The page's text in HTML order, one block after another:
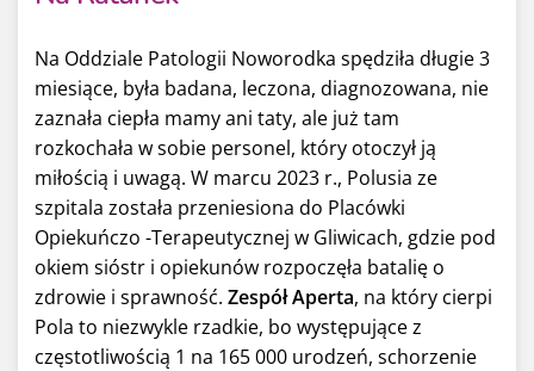
Na Oddziale Patologii Noworodka spędziła długie 3
miesiące, była badana, leczona, diagnozowana, nie
zaznała ciepła mamy ani taty, ale już tam
rozkochała w sobie personel, który otoczył ją
miłością i uwagą. W marcu 2023 r., Polusia ze
szpitala została przeniesiona do Placówki
Opiekuńczo -Terapeutycznej w Gliwicach, gdzie pod
okiem sióstr i opiekunów rozpoczęła batalię o
zdrowie i sprawność. Zespół Aperta, na który cierpi
Pola to niezwykle rzadkie, bo występujące z
częstotliwością 1 na 165 000 urodzeń, schorzenie